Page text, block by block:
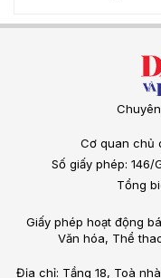
Cơ quan chủ
Số giấy phép: 146/
Tổng
Giấy phép hoạt động
Văn hóa, Thể
Địa chỉ: Tầng 18, Toà